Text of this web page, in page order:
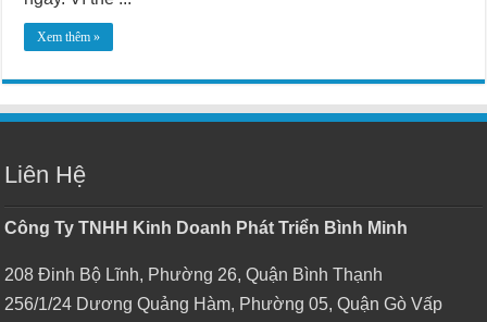
Xem thêm »
Liên Hệ
Công Ty TNHH Kinh Doanh Phát Triển Bình Minh
208 Đinh Bộ Lĩnh, Phường 26, Quận Bình Thạnh
256/1/24 Dương Quảng Hàm, Phường 05, Quận Gò Vấp